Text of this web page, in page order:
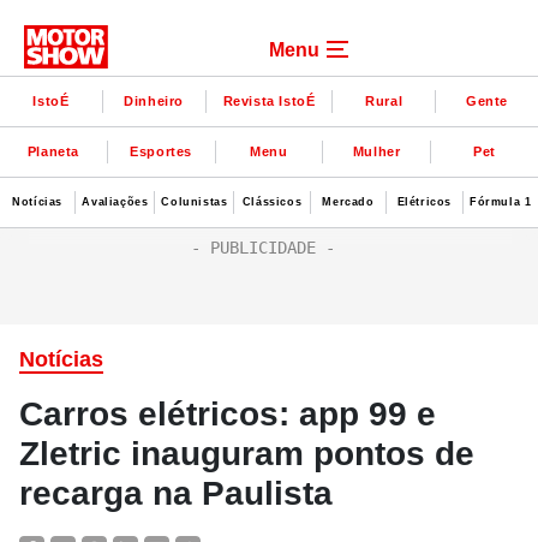
Menu
IstoÉ Dinheiro Revista IstoÉ Rural Gente
Planeta Esportes Menu Mulher Pet
Notícias Avaliações Colunistas Clássicos Mercado Elétricos Fórmula 1
Notícias
Carros elétricos: app 99 e
Zletric inauguram pontos de
recarga na Paulista